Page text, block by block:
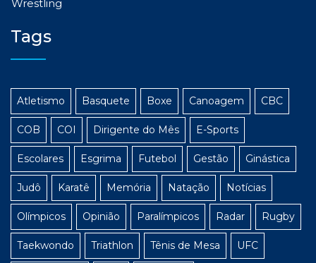
Wrestling
Tags
Atletismo Basquete Boxe Canoagem CBC
COB COI Dirigente do Mês E-Sports
Escolares Esgrima Futebol Gestão Ginástica
Judô Karatê Memória Natação Notícias
Olímpicos Opinião Paralímpicos Radar Rugby
Taekwondo Triathlon Tênis de Mesa UFC